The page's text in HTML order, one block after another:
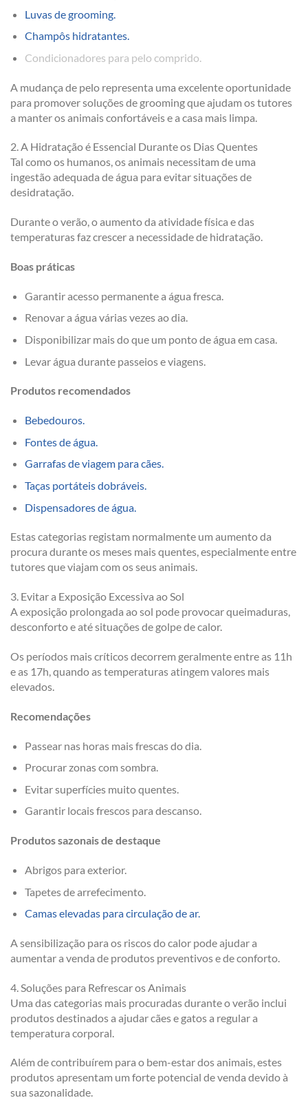
Luvas de grooming.
Champôs hidratantes.
Condicionadores para pelo comprido.
A mudança de pelo representa uma excelente oportunidade
para promover soluções de grooming que ajudam os tutores
a manter os animais confortáveis e a casa mais limpa.
2. A Hidratação é Essencial Durante os Dias Quentes
Tal como os humanos, os animais necessitam de uma
ingestão adequada de água para evitar situações de
desidratação.
Durante o verão, o aumento da atividade física e das
temperaturas faz crescer a necessidade de hidratação.
Boas práticas
Garantir acesso permanente a água fresca.
Renovar a água várias vezes ao dia.
Disponibilizar mais do que um ponto de água em casa.
Levar água durante passeios e viagens.
Produtos recomendados
Bebedouros.
Fontes de água.
Garrafas de viagem para cães.
Taças portáteis dobráveis.
Dispensadores de água.
Estas categorias registam normalmente um aumento da
procura durante os meses mais quentes, especialmente entre
tutores que viajam com os seus animais.
3. Evitar a Exposição Excessiva ao Sol
A exposição prolongada ao sol pode provocar queimaduras,
desconforto e até situações de golpe de calor.
Os períodos mais críticos decorrem geralmente entre as 11h
e as 17h, quando as temperaturas atingem valores mais
elevados.
Recomendações
Passear nas horas mais frescas do dia.
Procurar zonas com sombra.
Evitar superfícies muito quentes.
Garantir locais frescos para descanso.
Produtos sazonais de destaque
Abrigos para exterior.
Tapetes de arrefecimento.
Camas elevadas para circulação de ar.
A sensibilização para os riscos do calor pode ajudar a
aumentar a venda de produtos preventivos e de conforto.
4. Soluções para Refrescar os Animais
Uma das categorias mais procuradas durante o verão inclui
produtos destinados a ajudar cães e gatos a regular a
temperatura corporal.
Além de contribuírem para o bem-estar dos animais, estes
produtos apresentam um forte potencial de venda devido à
sua sazonalidade.